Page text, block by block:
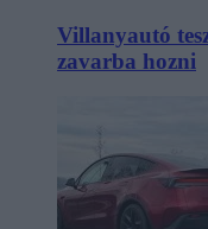
Villanyautó
zavarba hozni